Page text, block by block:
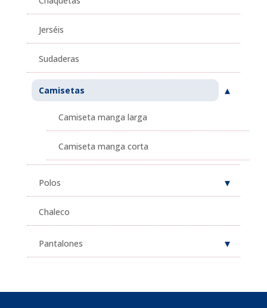
Jerséis
Sudaderas
Camisetas
Camiseta manga larga
Camiseta manga corta
Polos
Chaleco
Pantalones